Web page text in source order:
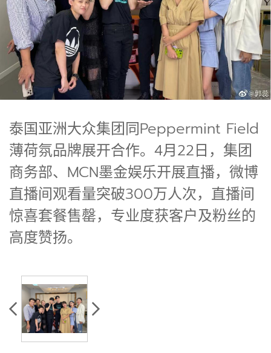
泰国亚洲大众集团同Peppermint Field
薄荷氛品牌展开合作。4月22日，集团
商务部、MCN墨金娱乐开展直播，微博
直播间观看量突破300万人次，直播间
惊喜套餐售罄，专业度获客户及粉丝的
高度赞扬。